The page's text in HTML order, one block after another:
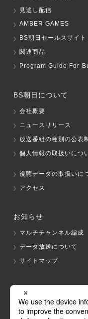
見逃し配信
AMBER GAMES
BS朝日セールスサイト
関連商品
Program Guide For
BS朝日について
会社概要
ニュースリリース
放送番組の種別の公表
個人情報の取扱いにつ
視聴データの取扱いに
アクセス
お知らせ
マルチチャンネル編成
データ放送について
サイトマップ
グループ会社
テレビ朝日